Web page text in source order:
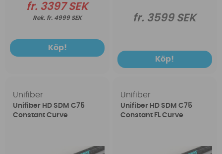
fr. 3397 SEK
fr. 4999 SEK
Köp!
fr. 3599 SEK
Köp!
Unifiber
Unifiber HD SDM C75
Constant Curve
Unifiber
Unifiber HD SDM C75
Constant FL Curve